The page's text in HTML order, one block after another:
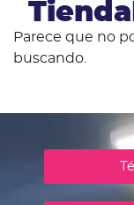
Parece que no
buscando.